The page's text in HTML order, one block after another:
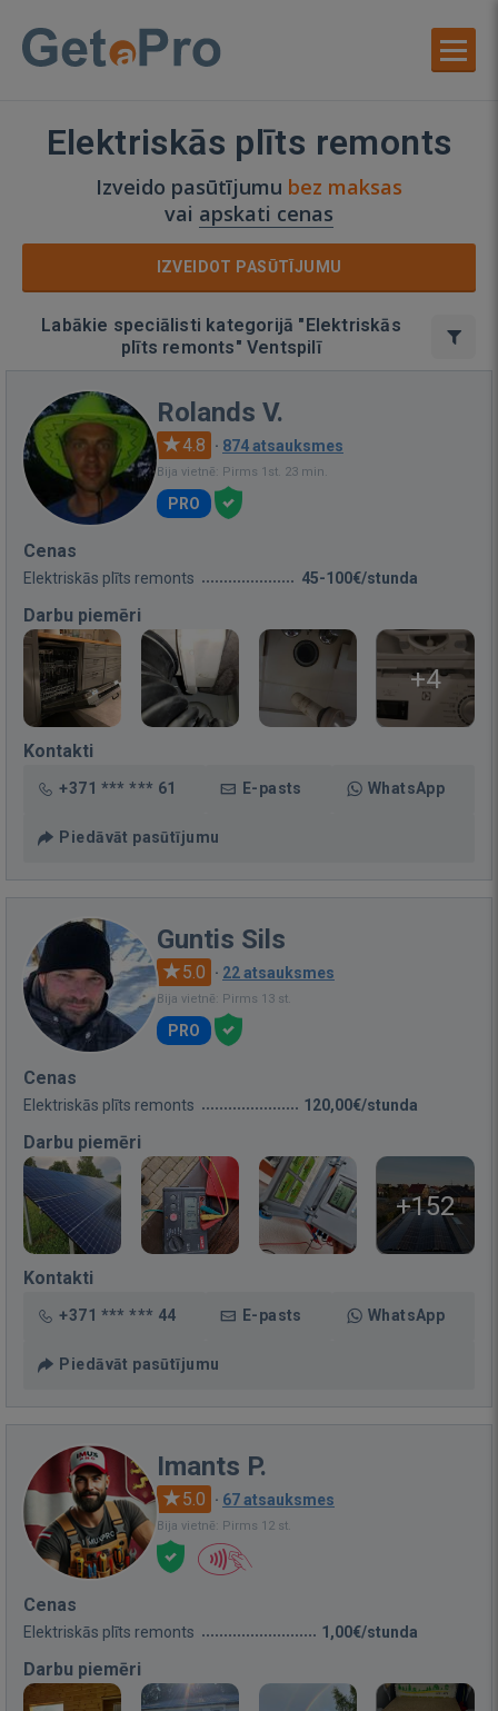
Elektriskās plīts remonts
Izveido pasūtījumu bez maksas
vai apskati cenas
IZVEIDOT PASŪTĪJUMU
Labākie speciālisti kategorijā "Elektriskās
plīts remonts" Ventspilī
Rolands V.
4.8 · 874 atsauksmes
Bija vietnē: Pirms 1st. 23 min.
PRO
Cenas
Elektriskās plīts remonts 45-100€/stunda
Darbu piemēri
+4
Kontakti
+371 *** *** 61 E-pasts WhatsApp
Piedāvāt pasūtījumu
Guntis Sils
5.0 · 22 atsauksmes
Bija vietnē: Pirms 13 st.
PRO
Cenas
Elektriskās plīts remonts 120,00€/stunda
Darbu piemēri
+152
Kontakti
+371 *** *** 44 E-pasts WhatsApp
Piedāvāt pasūtījumu
Imants P.
5.0 · 67 atsauksmes
Bija vietnē: Pirms 12 st.
Cenas
Elektriskās plīts remonts 1,00€/stunda
Darbu piemēri